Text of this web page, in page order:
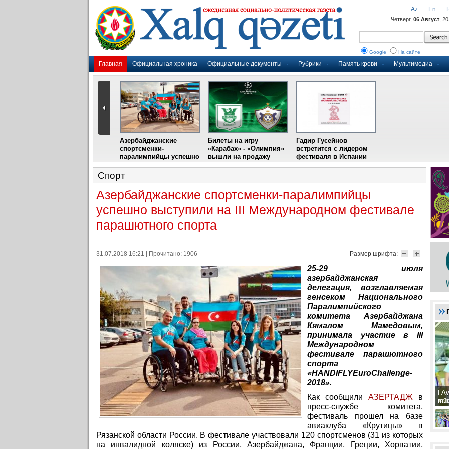
Главная Официальная хроника Официальные документы Рубрики Память крови Мультимедиа
Az En
Четверг, 06 Август ,
Google На сайте
Азербайджанские
спортсменки-
паралимпийцы успешно
выступили на III
Международном
фестивале парашютного
спорта
Билеты на игру
«Карабах» - «Олимпия»
вышли на продажу
Гадир Гусейнов
встретится с лидером
фестиваля в Испании
Спорт
Азербайджанские спортсменки-паралимпийцы
успешно выступили на III Международном фестивале
парашютного спорта
Размер шрифта:
31.07.2018 16:21 | Прочитано: 1906
25-29 июля
азербайджанская
делегация, возглавляемая
генсеком Национального
Паралимпийского
комитета Азербайджана
Кямалом Мамедовым,
принимала участие в III
Международном
фестивале парашютного
спорта
«HANDIFLYEuroChallenge-
2018».
Как сообщили АЗЕРТАДЖ в
пресс-службе комитета,
фестиваль прошел на базе
авиаклуба «Крутицы» в
Рязанской области России. В фестивале участвовали 120 спортсменов (31 из которых
на инвалидной коляске) из России, Азербайджана, Франции, Греции, Хорватии,
II